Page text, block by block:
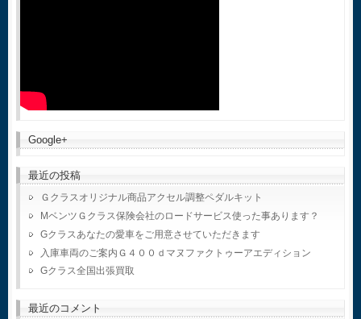
Google+
最近の投稿
Ｇクラスオリジナル商品アクセル調整ペダルキット
MベンツＧクラス保険会社のロードサービス使った事あります？
Gクラスあなたの愛車をご用意させていただきます
入庫車両のご案内Ｇ４００ｄマヌファクトゥーアエディション
Gクラス全国出張買取
最近のコメント